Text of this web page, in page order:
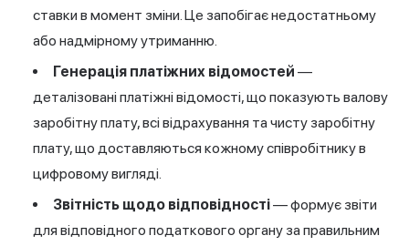
ставки в момент зміни. Це запобігає недостатньому
або надмірному утриманню.
Генерація платіжних відомостей —
деталізовані платіжні відомості, що показують валову
заробітну плату, всі відрахування та чисту заробітну
плату, що доставляються кожному співробітнику в
цифровому вигляді.
Звітність щодо відповідності— формує звіти
для відповідного податкового органу за правильним